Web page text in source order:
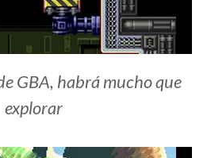
GBA, habrá mucho que
explorar